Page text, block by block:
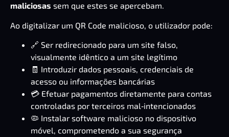
maliciosas sem que estes se apercebam.
Ao digitalizar um QR Code malicioso, o utilizador pode:
🔗 Ser redirecionado para um site falso,
visualmente idêntico a um site legítimo
🧾 Introduzir dados pessoais, credenciais de
acesso ou informações bancárias
💳 Efetuar pagamentos diretamente para contas
controladas por terceiros mal‑intencionados
🦠 Instalar software malicioso no dispositivo
móvel, comprometendo a sua segurança